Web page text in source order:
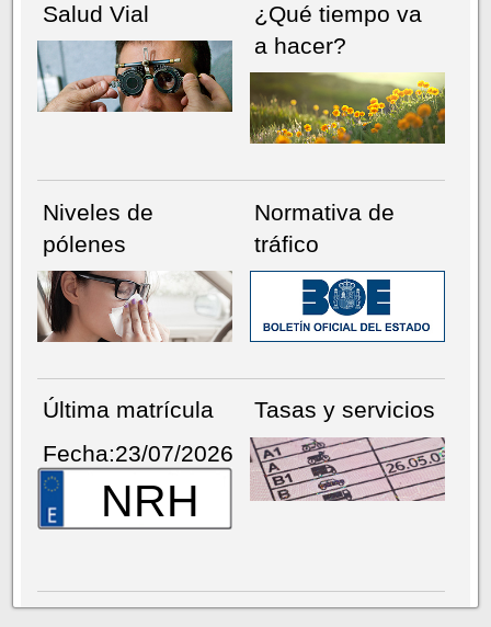
Salud Vial
¿Qué tiempo va
a hacer?
Niveles de
pólenes
Normativa de
tráfico
Última matrícula
Fecha:23/07/2026
NRH
Tasas y servicios